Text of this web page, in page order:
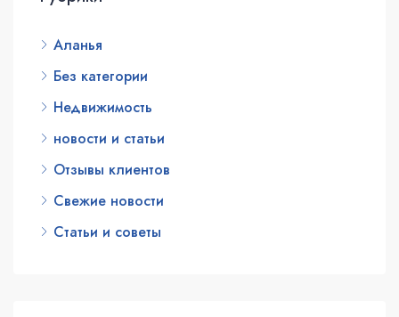
Аланья
Без категории
Недвижимость
новости и статьи
Отзывы клиентов
Свежие новости
Статьи и советы